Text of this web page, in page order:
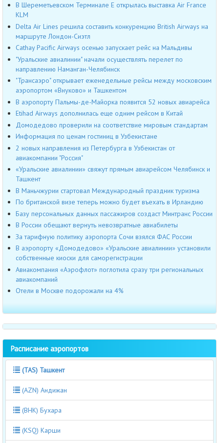
В Шереметьевском Терминале Е открылась выставка Air France
KLM
Delta Air Lines решила составить конкуренцию British Airways на
маршруте Лондон-Сиэтл
Cathay Pacific Airways осенью запускает рейс на Мальдивы
"Уральские авиалинии" начали осуществлять перелет по
направлению Наманган-Челябинск
"Трансаэро" открывает еженедельные рейсы между московским
аэропортом «Внуково» и Ташкентом
В аэропорту Пальмы-де-Майорка появится 52 новых авиарейса
Etihad Airways дополнилась еще одним рейсом в Китай
Домодедово проверили на соответствие мировым стандартам
Информация по ценам гостиниц в Узбекистане
2 новых направления из Петербурга в Узбекистан от
авиакомпании "Россия"
«Уральские авиалинии» свяжут прямым авиарейсом Челябинск и
Ташкент
В Маньчжурии стартовал Международный праздник туризма
По британской визе теперь можно будет въехать в Ирландию
Базу персональных данных пассажиров создаст Минтранс России
В России обещают вернуть невозвратные авиабилеты
За тарифную политику аэропорта Сочи взялся ФАС России
В аэропорту «Домодедово» «Уральские авиалинии» установили
собственные киоски для саморегистрации
Авиакомпания «Аэрофлот» поглотила сразу три региональных
авиакомпаний
Отели в Москве подорожали на 4%
Расписание аэропортов
(TAS) Ташкент
(AZN) Андижан
(BHK) Бухара
(KSQ) Карши